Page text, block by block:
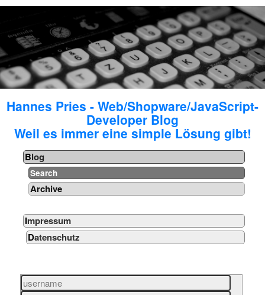
Hannes Pries - Web/Shopware/JavaScript-
Developer Blog
Weil es immer eine simple Lösung gibt!
Blog
Search
Archive
Impressum
Datenschutz